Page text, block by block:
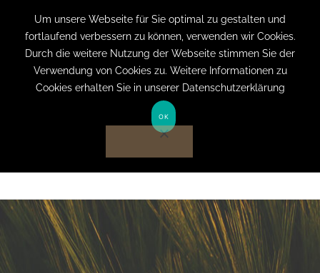
+49 (0) 151 19079060 info@privatpraxis-
bertram.de
Anmelden auf Website
Um unsere Webseite für Sie optimal zu gestalten und
fortlaufend verbessern zu können, verwenden wir Cookies.
Durch die weitere Nutzung der Webseite stimmen Sie der
Verwendung von Cookies zu. Weitere Informationen zu
Cookies erhalten Sie in unserer Datenschutzerklärung
OK